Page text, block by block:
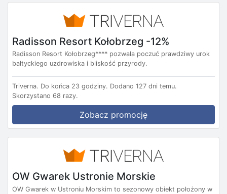
Radisson Resort Kołobrzeg -12%
Radisson Resort Kołobrzeg**** pozwala poczuć prawdziwy urok
bałtyckiego uzdrowiska i bliskość przyrody.
Triverna. Do końca 23 godziny. Dodano 127 dni temu.
Skorzystano 68 razy.
Zobacz promocję
OW Gwarek Ustronie Morskie
OW Gwarek w Ustroniu Morskim to sezonowy obiekt położony w